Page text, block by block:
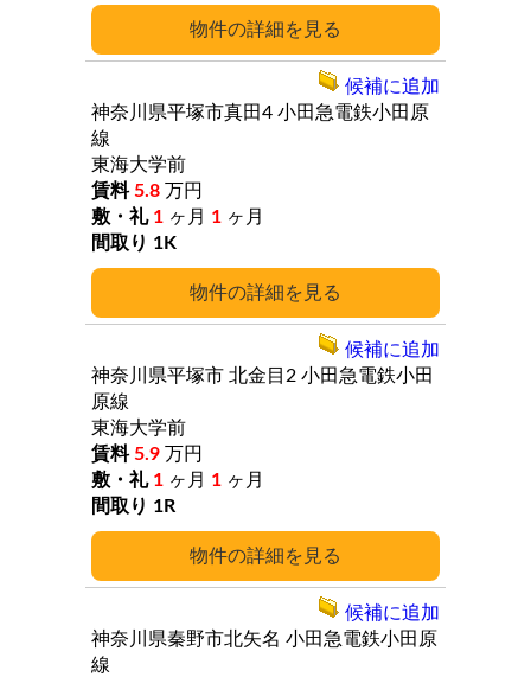
詳細
詳細
神奈川県平塚市真田4 小田急電鉄小田原
線
東海大学前
5.8 万円
1 ヶ月 1 ヶ月
1K
候補に追加
詳細
神奈川県平塚市 北金目2 小田急電鉄小田
原線
東海大学前
5.9 万円
1 ヶ月 1 ヶ月
1R
候補に追加
神奈川県秦野市北矢名 小田急電鉄小田原
線
候補に追加